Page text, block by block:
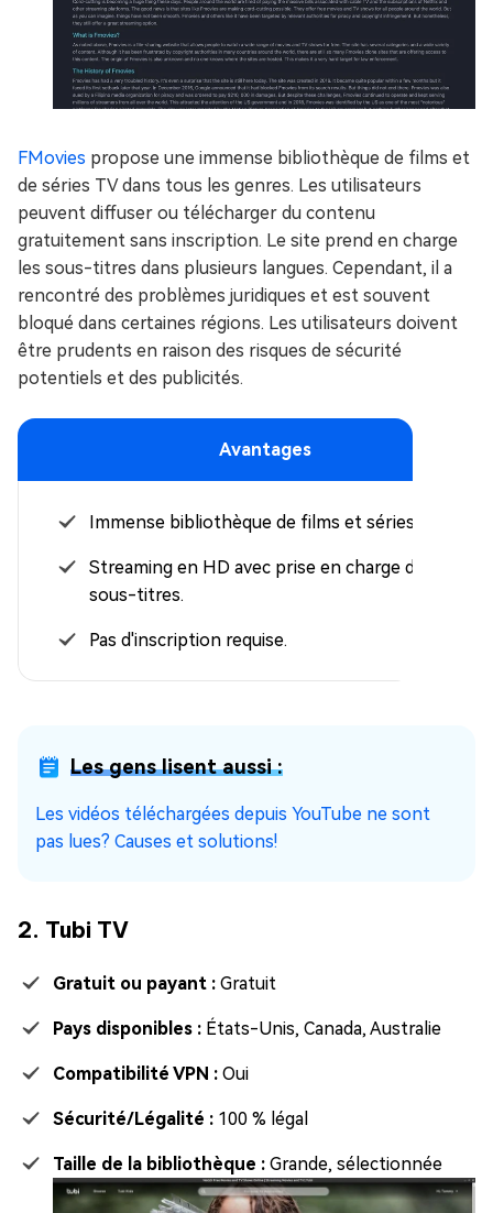
FMovies propose une immense bibliothèque de films et
de séries TV dans tous les genres. Les utilisateurs
peuvent diffuser ou télécharger du contenu
gratuitement sans inscription. Le site prend en charge
les sous-titres dans plusieurs langues. Cependant, il a
rencontré des problèmes juridiques et est souvent
bloqué dans certaines régions. Les utilisateurs doivent
être prudents en raison des risques de sécurité
potentiels et des publicités.
Avantages
Immense bibliothèque de films et séries.
Streaming en HD avec prise en charge des
sous-titres.
Pas d'inscription requise.
Les gens lisent aussi :
Les vidéos téléchargées depuis YouTube ne sont
pas lues? Causes et solutions!
2. Tubi TV
Gratuit ou payant : Gratuit
Pays disponibles : États-Unis, Canada, Australie
Compatibilité VPN : Oui
Sécurité/Légalité : 100 % légal
Taille de la bibliothèque : Grande, sélectionnée